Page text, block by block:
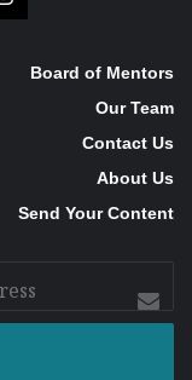
Board of Mentors
Our Team
Contact Us
About Us
Send Your Content
your